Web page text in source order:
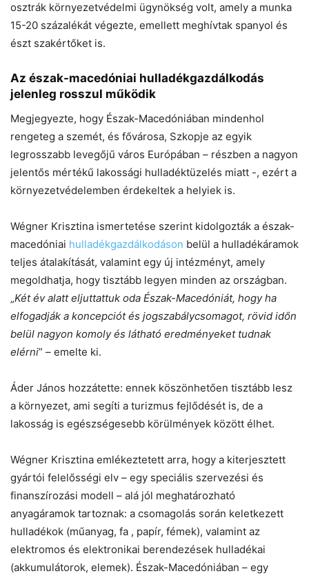
osztrák környezetvédelmi ügynökség volt, amely a munka
15-20 százalékát végezte, emellett meghívtak spanyol és
észt szakértőket is.
Az észak-macedóniai hulladékgazdálkodás
jelenleg rosszul működik
Megjegyezte, hogy Észak-Macedóniában mindenhol
rengeteg a szemét, és fővárosa, Szkopje az egyik
legrosszabb levegőjű város Európában – részben a nagyon
jelentős mértékű lakossági hulladéktüzelés miatt -, ezért a
környezetvédelemben érdekeltek a helyiek is.
Wégner Krisztina ismertetése szerint kidolgozták a észak-
macedóniai hulladékgazdálkodáson belül a hulladékáramok
teljes átalakítását, valamint egy új intézményt, amely
megoldhatja, hogy tisztább legyen minden az országban.
„Két év alatt eljuttattuk oda Észak-Macedóniát, hogy ha
elfogadják a koncepciót és jogszabálycsomagot, rövid időn
belül nagyon komoly és látható eredményeket tudnak
elérni” – emelte ki.
Áder János hozzátette: ennek köszönhetően tisztább lesz
a környezet, ami segíti a turizmus fejlődését is, de a
lakosság is egészségesebb körülmények között élhet.
Wégner Krisztina emlékeztetett arra, hogy a kiterjesztett
gyártói felelősségi elv – egy speciális szervezési és
finanszírozási modell – alá jól meghatározható
anyagáramok tartoznak: a csomagolás során keletkezett
hulladékok (műanyag, fa , papír, fémek), valamint az
elektromos és elektronikai berendezések hulladékai
(akkumulátorok, elemek). Észak-Macedóniában – egy